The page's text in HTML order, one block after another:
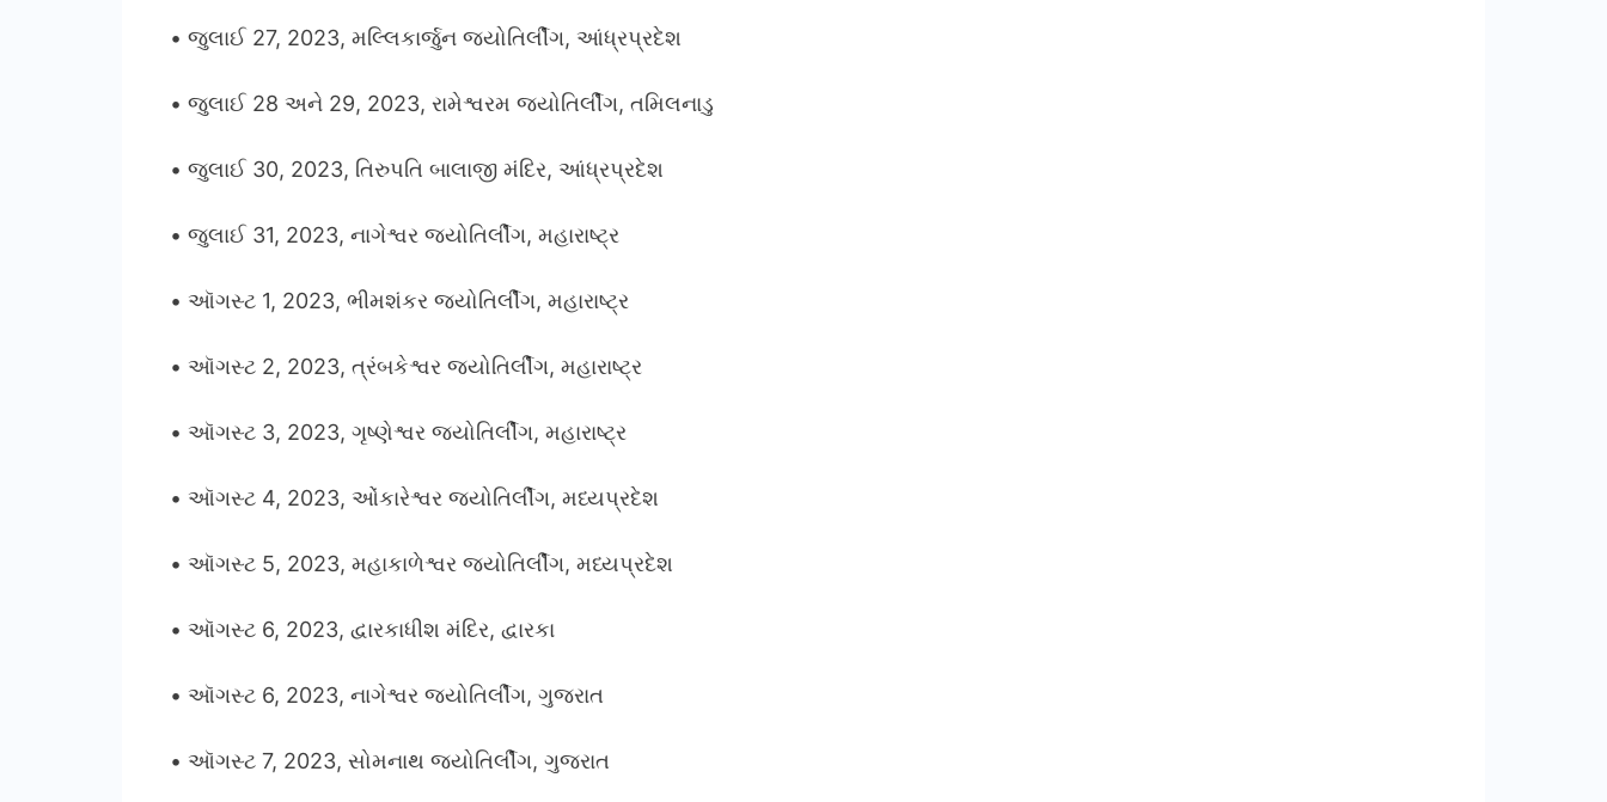
• જુલાઈ 27, 2023, મલ્લિકાર્જુન જ્યોતિર્લીંગ, આંધ્રપ્રદેશ
• જુલાઈ 28 અને 29, 2023, રામેશ્વરમ જ્યોતિર્લીંગ, તમિલનાડુ
• જુલાઈ 30, 2023, તિરુપતિ બાલાજી મંદિર, આંધ્રપ્રદેશ
• જુલાઈ 31, 2023, નાગેશ્વર જ્યોતિર્લીંગ, મહારાષ્ટ્ર
• ઑગસ્ટ 1, 2023, ભીમશંકર જ્યોતિર્લીંગ, મહારાષ્ટ્ર
• ઑગસ્ટ 2, 2023, ત્રંબકેશ્વર જ્યોતિર્લીંગ, મહારાષ્ટ્ર
• ઑગસ્ટ 3, 2023, ગૃષ્ણેશ્વર જ્યોતિર્લીંગ, મહારાષ્ટ્ર
• ઑગસ્ટ 4, 2023, ઓંકારેશ્વર જ્યોતિર્લીંગ, મધ્યપ્રદેશ
• ઑગસ્ટ 5, 2023, મહાકાળેશ્વર જ્યોતિર્લીંગ, મધ્યપ્રદેશ
• ઑગસ્ટ 6, 2023, દ્વારકાધીશ મંદિર, દ્વારકા
• ઑગસ્ટ 6, 2023, નાગેશ્વર જ્યોતિર્લીંગ, ગુજરાત
• ઑગસ્ટ 7, 2023, સોમનાથ જ્યોતિર્લીંગ, ગુજરાત